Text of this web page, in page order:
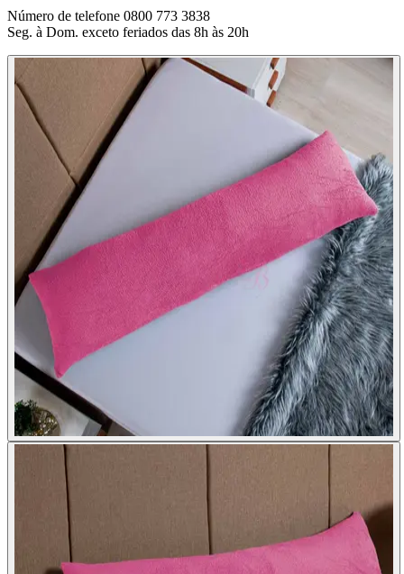
Número de telefone 0800 773 3838
Seg. à Dom. exceto feriados das 8h às 20h